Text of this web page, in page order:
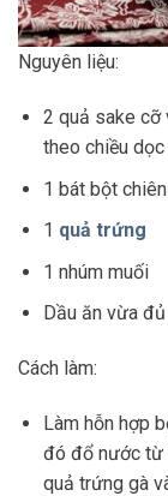
Nguyên liệu:
2 quả sake cỡ
theo chiều
1 bát bột
1 quả trứng
1 nhúm muối
Dầu ăn vừa đủ
Cách làm:
Làm hỗn hợp
đó đổ nước từ
quả trứng gà